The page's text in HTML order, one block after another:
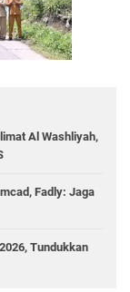
Al Washliyah,
Fadly: Jaga
Tundukkan